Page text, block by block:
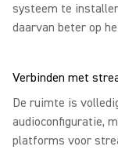
systeem te
daarvan beter op
Verbinden met
De ruimte is
audioconfiguratie,
platforms voor